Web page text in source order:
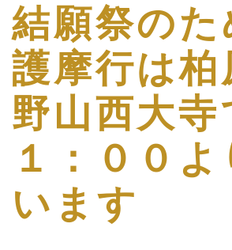
結願祭のた
護摩行は柏
野山西大寺
１：００よ
います